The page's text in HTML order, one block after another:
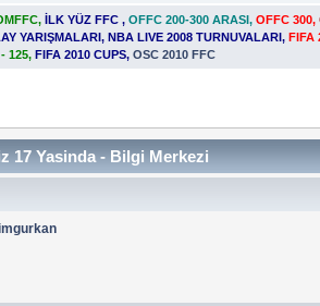
,İLK YÜZ FFC,OFFC 200-300 ARASI,OFFC 300,
YARIŞMALARI,NBA LIVE 2008 TURNUVALARI,FIFA
125,FIFA 2010 CUPS,OSC 2010 FFC
17 Yasinda - Bilgi Merkezi